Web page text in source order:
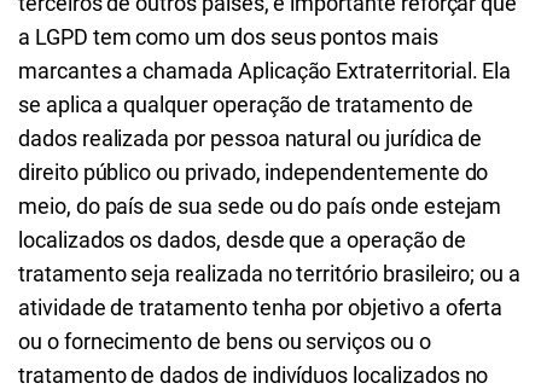
a LGPD tem como um dos seus pontos mais
marcantes a chamada Aplicação Extraterritorial. Ela
se aplica a qualquer operação de tratamento de
dados realizada por pessoa natural ou jurídica de
direito público ou privado, independentemente do
meio, do país de sua sede ou do país onde estejam
localizados os dados, desde que a operação de
tratamento seja realizada no território brasileiro; ou a
atividade de tratamento tenha por objetivo a oferta
ou o fornecimento de bens ou serviços ou o
tratamento de dados de indivíduos localizados no